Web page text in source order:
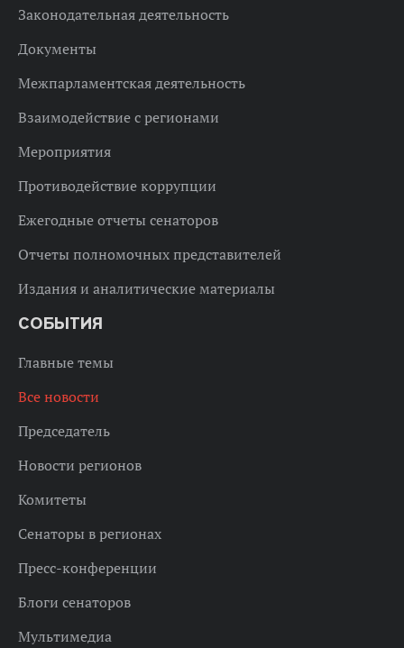
Законодательная деятельность
Документы
Межпарламентская деятельность
Взаимодействие с регионами
Мероприятия
Противодействие коррупции
Ежегодные отчеты сенаторов
Отчеты полномочных представителей
Издания и аналитические материалы
СОБЫТИЯ
Главные темы
Все новости
Председатель
Новости регионов
Комитеты
Сенаторы в регионах
Пресс-конференции
Блоги сенаторов
Мультимедиа